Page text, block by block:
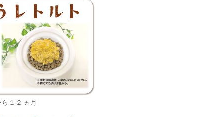
１２ヵ月